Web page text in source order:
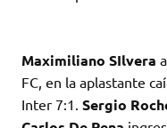
Maximiliano SIlvera
FC, en la aplastante
Inter 7:1. Sergio